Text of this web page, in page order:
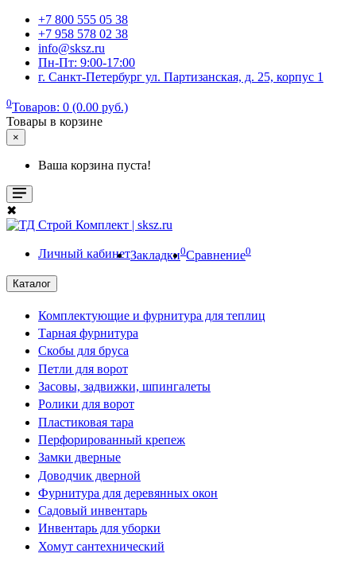
+7 800 555 05 38
+7 958 578 02 38
info@sksz.ru
Пн-Пт: 9:00-17:00
г. Санкт-Петербург ул. Партизанская, д. 25, корпус 1
0Товаров: 0 (0.00 руб.)
Товары в корзине
×
Ваша корзина пуста!
✖
Личный кабинетЗакладки0Сравнение0
Каталог
Комплектующие и фурнитура для теплиц
Тарная фурнитура
Скобы для бруса
Петли для ворот
Засовы, задвижки, шпингалеты
Ролики для ворот
Пластиковая тара
Перфорированный крепеж
Замки дверные
Доводчик дверной
Фурнитура для деревянных окон
Садовый инвентарь
Инвентарь для уборки
Хомут сантехнический